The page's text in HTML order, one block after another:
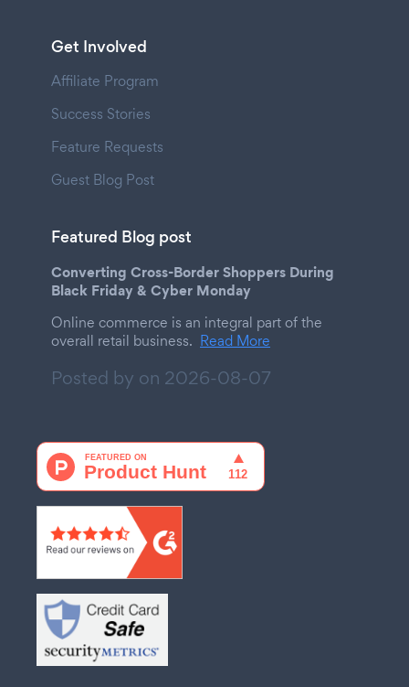
Get Involved
Affiliate Program
Success Stories
Feature Requests
Guest Blog Post
Featured Blog post
Converting Cross-Border Shoppers During
Black Friday & Cyber Monday
Online commerce is an integral part of the
overall retail business. Read More
Posted by on 2026-08-07